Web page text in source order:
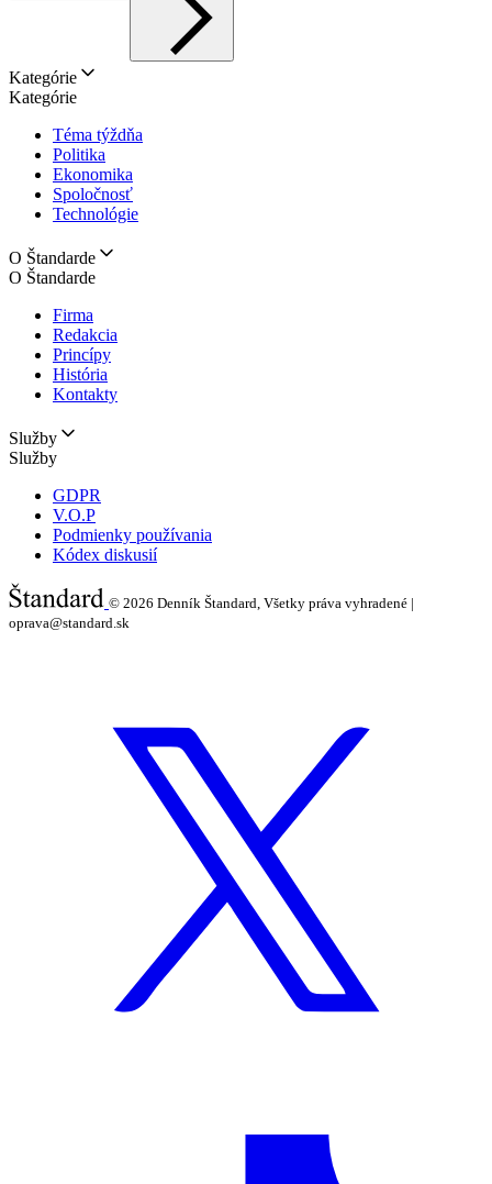
Kategórie
Kategórie
Téma týždňa
Politika
Ekonomika
Spoločnosť
Technológie
O Štandarde
O Štandarde
Firma
Redakcia
Princípy
História
Kontakty
Služby
Služby
GDPR
V.O.P
Podmienky používania
Kódex diskusií
© 2026 Denník Štandard, Všetky práva vyhradené |
oprava@standard.sk